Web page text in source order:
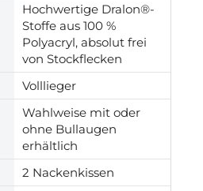
Hochwertige Dralon®-
Stoffe aus 100 %
Polyacryl, absolut frei
von Stockflecken
Volllieger
Wahlweise mit oder
ohne Bullaugen
erhältlich
2 Nackenkissen